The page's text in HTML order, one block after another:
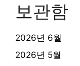
보관함
2026년 6월
2026년 5월